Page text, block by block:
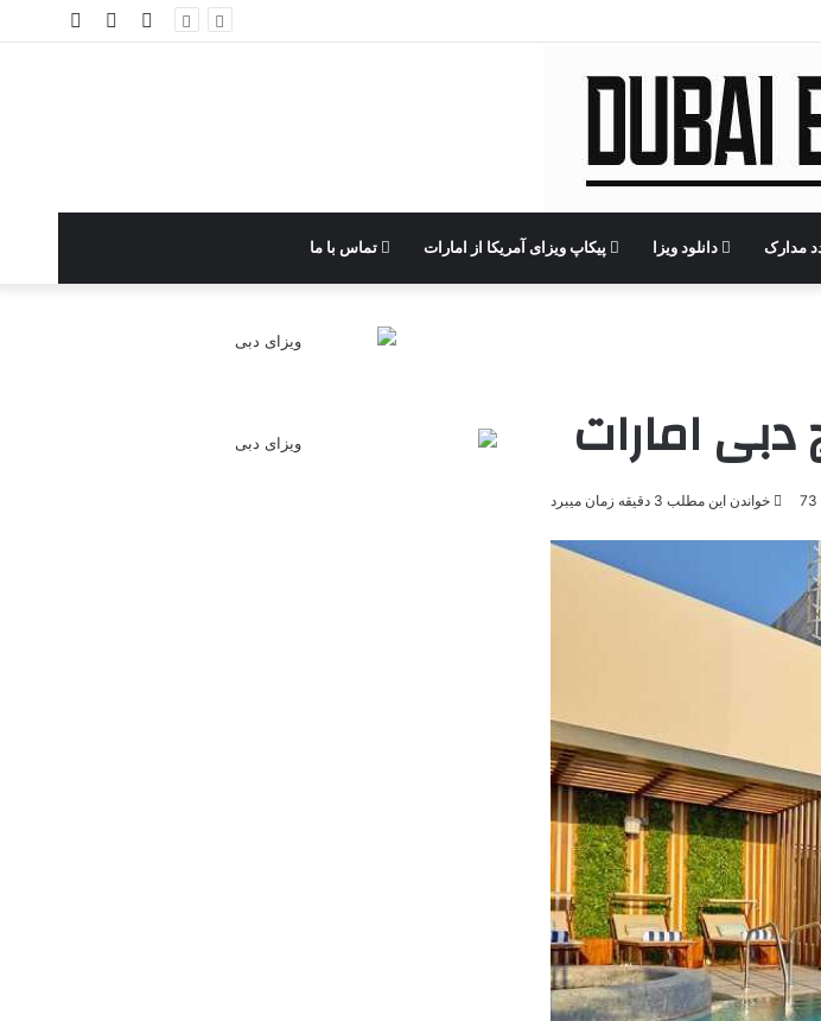
نوشته ورود
مدارک دانلود ویزا پیکاپ ویزای آمریکا از امارات تماس با ما
دبی امارات
73 خواندن این مطلب 3 دقیقه زمان میبرد